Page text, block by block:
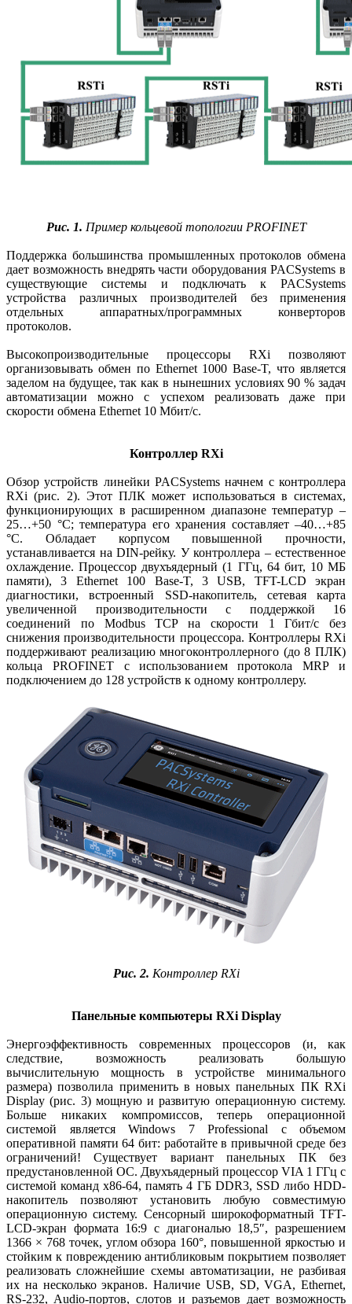
Рис. 1. Пример кольцевой топологии PROFINET
Поддержка большинства промышленных протоколов обмена
дает возможность внедрять части оборудования PACSystems в
существующие системы и подключать к PACSystems
устройства различных производителей без применения
отдельных аппаратных/программных конверторов
протоколов.
Высокопроизводительные процессоры RXi позволяют
организовывать обмен по Ethernet 1000 Base‑T, что является
заделом на будущее, так как в нынешних условиях 90 % задач
автоматизации можно с успехом реализовать даже при
скорости обмена Ethernet 10 Мбит/с.
Контроллер RXi
Обзор устройств линейки PACSystems начнем с контроллера
RXi (рис. 2). Этот ПЛК может использоваться в системах,
функционирующих в расширенном диапазоне температур –
25…+50 °C; температура его хранения составляет –40…+85
°C. Обладает корпусом повышенной прочности,
устанавливается на DIN-рейку. У контроллера – естественное
охлаждение. Процессор двухъядерный (1 ГГц, 64 бит, 10 МБ
памяти), 3 Ethernet 100 Base-T, 3 USB, TFT-LCD экран
диагностики, встроенный SSD-накопитель, сетевая карта
увеличенной производительности с поддержкой 16
соединений по Modbus TCP на скорости 1 Гбит/с без
снижения производительности процессора. Контроллеры RXi
поддерживают реализацию многоконтроллерного (до 8 ПЛК)
кольца PROFINET с использованием протокола MRP и
подключением до 128 устройств к одному контроллеру.
Рис. 2. Контроллер RXi
Панельные компьютеры RXi Display
Энергоэффективность современных процессоров (и, как
следствие, возможность реализовать большую
вычислительную мощность в устройстве ми­нимального
размера) позволила применить в новых панельных ПК RXi
Display (рис. 3) мощную и развитую операционную систему.
Больше никаких компромиссов, теперь операционной
системой является Windows 7 Professional с объемом
оперативной памяти 64 бит: работайте в привычной среде без
ограничений! Существует вариант панельных ПК без
предустановленной ОС. Двухъядерный процессор VIA 1 ГГц с
системой команд x86-64, память 4 ГБ DDR3, SSD либо HDD-
накопитель позволяют установить любую совместимую
операционную систему. Сенсорный широкоформатный TFT-
LCD-экран формата 16:9 с диагональю 18,5″, разрешением
1366 × 768 точек, углом обзора 160°, повышенной яркостью и
стойким к повреждению антибликовым покрытием позволяет
реализовать сложнейшие схемы автоматизации, не разбивая
их на несколько экранов. Наличие USB, SD, VGA, Ethernet,
RS‑232, Audio-портов, слотов и разъемов дает возможность